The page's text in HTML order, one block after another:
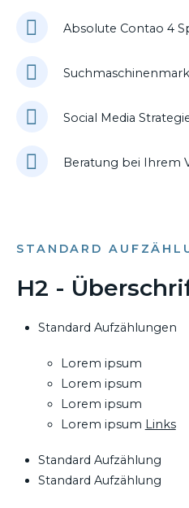
Absolute Contao 4
Social Media
Beratung bei Ihrem
STANDARD
H2 -
Standard Aufzählungen
Lorem ipsum
Lorem ipsum
Lorem ipsum
Lorem ipsum Links
Standard Aufzählung
Standard Aufzählung